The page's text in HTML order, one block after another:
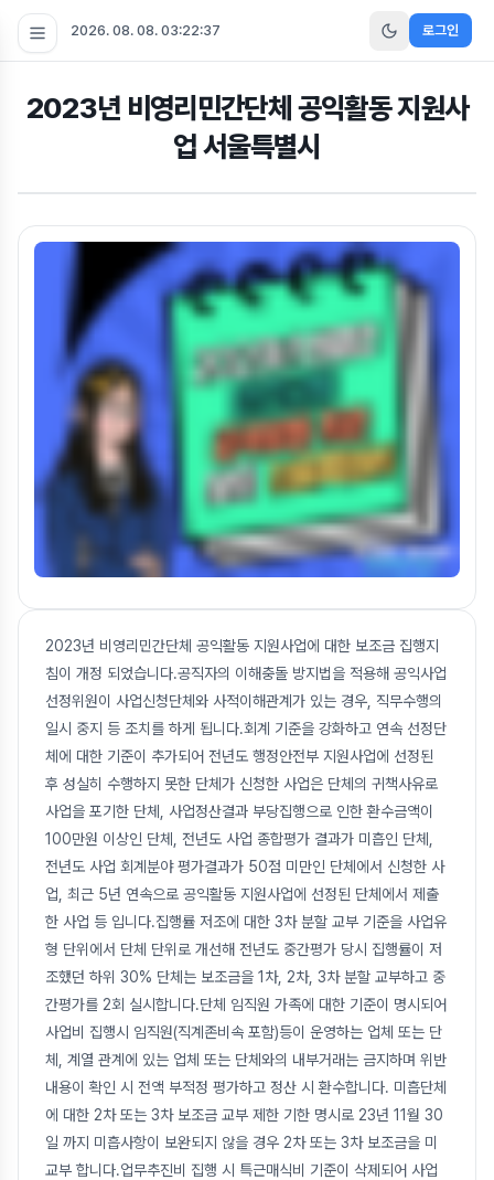
2026. 08. 08. 03:22:37 로그인
2023년 비영리민간단체 공익활동 지원사
업 서울특별시
2023년 비영리민간단체 공익활동 지원사업에 대한 보조금 집행지
침이 개정 되었습니다.공직자의 이해충돌 방지법을 적용해 공익사업
선정위원이 사업신청단체와 사적이해관계가 있는 경우, 직무수행의
일시 중지 등 조치를 하게 됩니다.회계 기준을 강화하고 연속 선정단
체에 대한 기준이 추가되어 전년도 행정안전부 지원사업에 선정된
후 성실히 수행하지 못한 단체가 신청한 사업은 단체의 귀책사유로
사업을 포기한 단체, 사업정산결과 부당집행으로 인한 환수금액이
100만원 이상인 단체, 전년도 사업 종합평가 결과가 미흡인 단체,
전년도 사업 회계분야 평가결과가 50점 미만인 단체에서 신청한 사
업, 최근 5년 연속으로 공익활동 지원사업에 선정된 단체에서 제출
한 사업 등 입니다.집행률 저조에 대한 3차 분할 교부 기준을 사업유
형 단위에서 단체 단위로 개선해 전년도 중간평가 당시 집행률이 저
조했던 하위 30% 단체는 보조금을 1차, 2차, 3차 분할 교부하고 중
간평가를 2회 실시합니다.단체 임직원 가족에 대한 기준이 명시되어
사업비 집행시 임직원(직계존비속 포함)등이 운영하는 업체 또는 단
체, 계열 관계에 있는 업체 또는 단체와의 내부거래는 금지하며 위반
내용이 확인 시 전액 부적정 평가하고 정산 시 환수합니다. 미흡단체
에 대한 2차 또는 3차 보조금 교부 제한 기한 명시로 23년 11월 30
일 까지 미흡사항이 보완되지 않을 경우 2차 또는 3차 보조금을 미
교부 합니다.업무추진비 집행 시 특근매식비 기준이 삭제되어 사업